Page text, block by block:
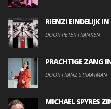
RIENZI EINDELIJK
DOOR PETER FRANKEN
PRACHTIGE ZANG
DOOR FRANZ STRAATMAN
MICHAEL SPYRES